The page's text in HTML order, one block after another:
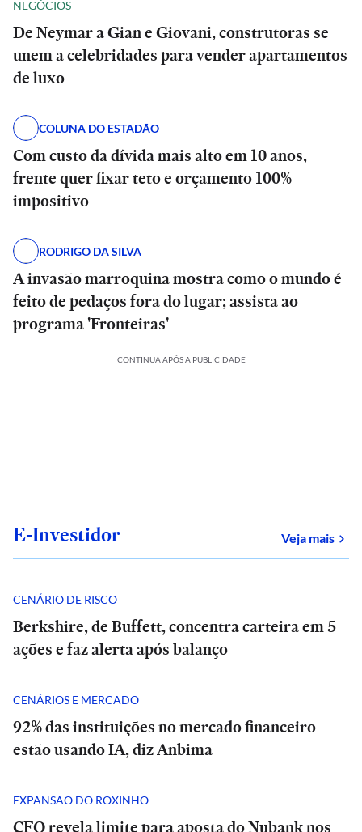
NEGÓCIOS
De Neymar a Gian e Giovani, construtoras se
unem a celebridades para vender apartamentos
de luxo
COLUNA DO ESTADÃO
Com custo da dívida mais alto em 10 anos,
frente quer fixar teto e orçamento 100%
impositivo
RODRIGO DA SILVA
A invasão marroquina mostra como o mundo é
feito de pedaços fora do lugar; assista ao
programa 'Fronteiras'
CONTINUA APÓS A PUBLICIDADE
E-Investidor Veja mais
CENÁRIO DE RISCO
Berkshire, de Buffett, concentra carteira em 5
ações e faz alerta após balanço
CENÁRIOS E MERCADO
92% das instituições no mercado financeiro
estão usando IA, diz Anbima
EXPANSÃO DO ROXINHO
CFO revela limite para aposta do Nubank nos